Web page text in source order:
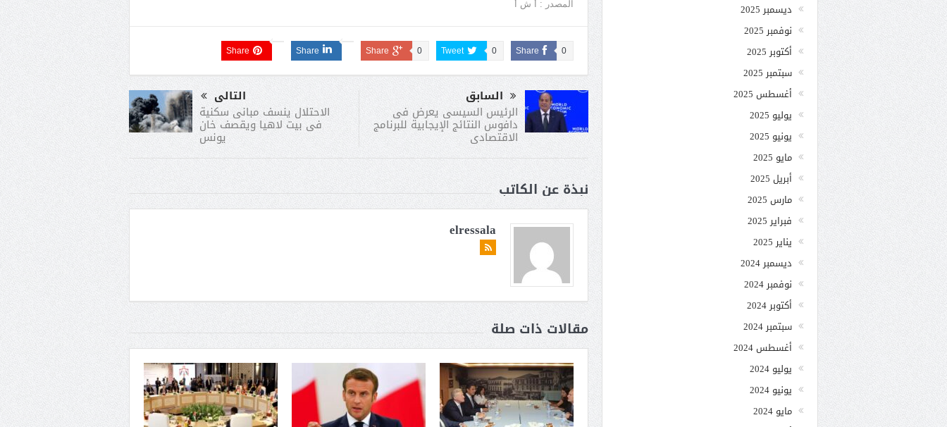
المصدر : أ ش أ
Share 0
Tweet 0
Share 0
Share
Share
السابق
الرئيس السيسى يعرض فى
دافوس النتائج الإيجابية للبرنامج
الاقتصادى
التالى
الاحتلال ينسف مبانى سكنية
فى بيت لاهيا ويقصف خان
يونس
نبذة عن الكاتب
elressala
مقالات ذات صلة
ديسمبر 2025
نوفمبر 2025
أكتوبر 2025
سبتمبر 2025
أغسطس 2025
يوليو 2025
يونيو 2025
مايو 2025
أبريل 2025
مارس 2025
فبراير 2025
يناير 2025
ديسمبر 2024
نوفمبر 2024
أكتوبر 2024
سبتمبر 2024
أغسطس 2024
يوليو 2024
يونيو 2024
مايو 2024